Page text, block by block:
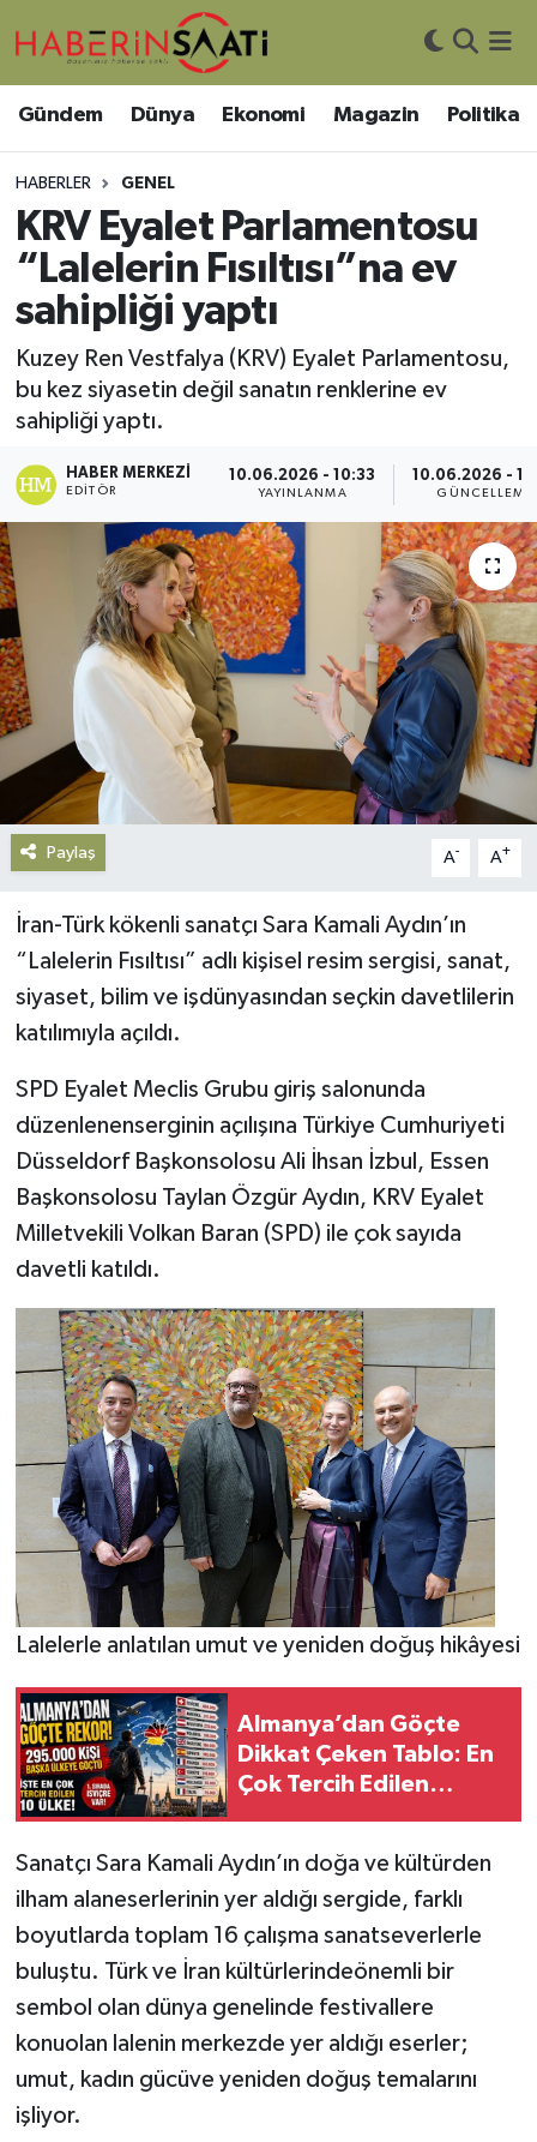
Gündem Dünya Ekonomi Magazin Politika
HABERLER GENEL
KRV Eyalet Parlamentosu
“Lalelerin Fısıltısı”na ev
sahipliği yaptı
Kuzey Ren Vestfalya (KRV) Eyalet Parlamentosu,
bu kez siyasetin değil sanatın renklerine ev
sahipliği yaptı.
HABER MERKEZI
EDITÖR
10.06.2026 - 10:33
YAYINLANMA
10.06.2026 -
GÜNCELLEME
Paylaş A- A+
İran-Türk kökenli sanatçı Sara Kamali Aydın’ın
“Lalelerin Fısıltısı” adlı kişisel resim sergisi, sanat,
siyaset, bilim ve işdünyasından seçkin davetlilerin
katılımıyla açıldı.
SPD Eyalet Meclis Grubu giriş salonunda
düzenlenenserginin açılışına Türkiye Cumhuriyeti
Düsseldorf Başkonsolosu Ali İhsan İzbul, Essen
Başkonsolosu Taylan Özgür Aydın, KRV Eyalet
Milletvekili Volkan Baran (SPD) ile çok sayıda
davetli katıldı.
Lalelerle anlatılan umut ve yeniden doğuş hikâyesi
Almanya’dan Göçte
Dikkat Çeken Tablo: En
Çok Tercih Edilen
Sanatçı Sara Kamali Aydın’ın doğa ve kültürden
ilham alaneserlerinin yer aldığı sergide, farklı
boyutlarda toplam 16 çalışma sanatseverlerle
buluştu. Türk ve İran kültürlerindeönemli bir
sembol olan dünya genelinde festivallere
konuolan lalenin merkezde yer aldığı eserler;
umut, kadın gücüve yeniden doğuş temalarını
işliyor.
Asayiş
Bilim ve Teknoloji
Çevre
DIŞ HABER
Dünya
Eğitim
Genel
Gündem
Haberde İnsan
Kültür-Sanat
Magazin
Podcast
Sağlık
Siyaset
Yerel
Nöbetçi Eczaneler
Hava Durumu
Trafik Durumu
Süper Lig Puan Durumu ve Fikstür
Tüm Manşetler
Son Dakika Haberleri